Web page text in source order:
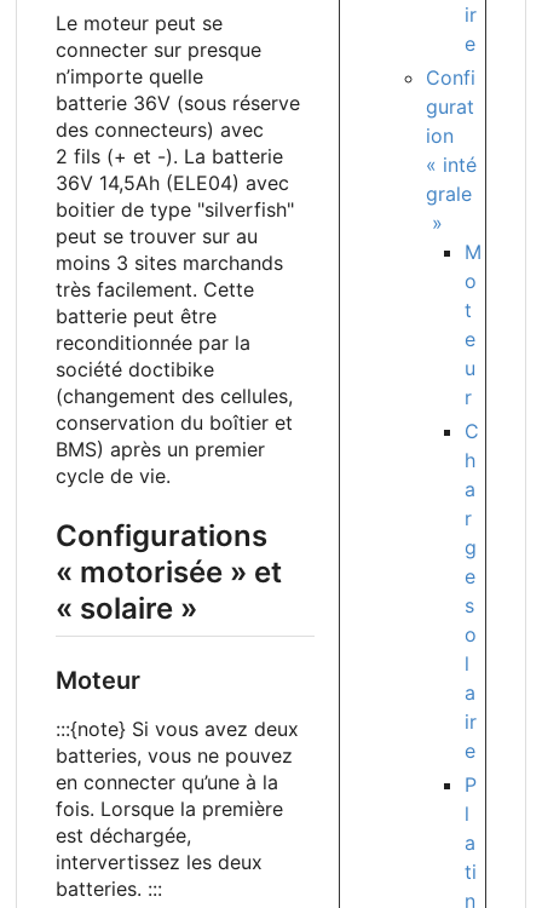
ir
e
Confi
gurat
ion
« inté
grale
»
M
o
t
e
u
r
C
h
a
r
g
e
s
o
l
a
ir
e
P
l
a
ti
n
Le moteur peut se
connecter sur presque
n’importe quelle
batterie 36V (sous réserve
des connecteurs) avec
2 fils (+ et -). La batterie
36V 14,5Ah (ELE04) avec
boitier de type "silverfish"
peut se trouver sur au
moins 3 sites marchands
très facilement. Cette
batterie peut être
reconditionnée par la
société doctibike
(changement des cellules,
conservation du boîtier et
BMS) après un premier
cycle de vie.
Configurations
« motorisée » et
« solaire »
Moteur
:::{note} Si vous avez deux
batteries, vous ne pouvez
en connecter qu’une à la
fois. Lorsque la première
est déchargée,
intervertissez les deux
batteries. :::